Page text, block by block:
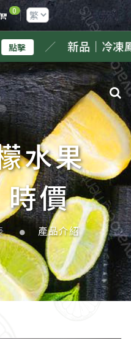
0
冷凍鳳梨果漿上架，歡
水果
時價
產品介紹